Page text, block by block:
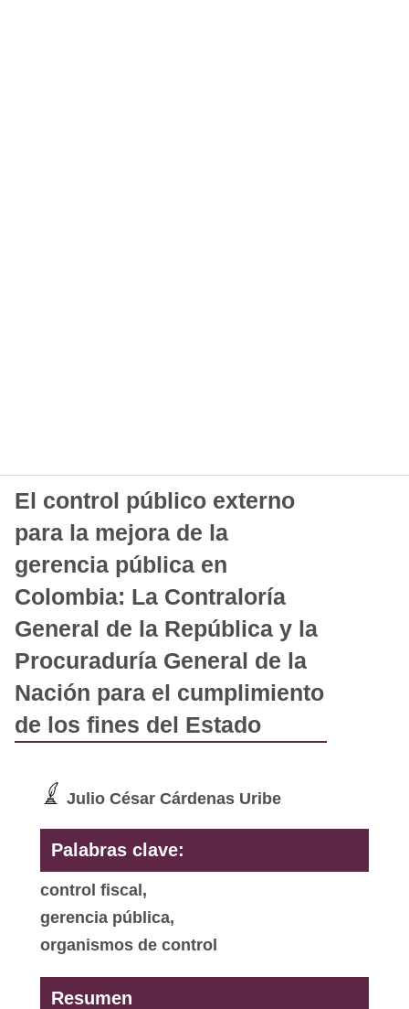
El control público externo
para la mejora de la
gerencia pública en
Colombia: La Contraloría
General de la República y la
Procuraduría General de la
Nación para el cumplimiento
de los fines del Estado
Julio César Cárdenas Uribe
Palabras clave:
control fiscal,
gerencia pública,
organismos de control
Resumen